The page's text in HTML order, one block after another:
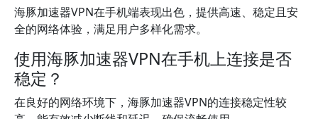
海豚加速器VPN在手机端表现出色，提供高速、稳定且安
全的网络体验，满足用户多样化需求。
使用海豚加速器VPN在手机上连接是否
稳定？
在良好的网络环境下，海豚加速器VPN的连接稳定性较